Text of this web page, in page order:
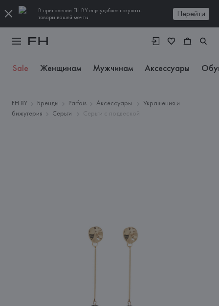
В приложении FH.BY еще удобнее покупать
товары вашей мечты
Перейти
Sale Женщинам Мужчинам Аксессуары
FH.BY Бренды Parfois Аксессуары
Украшения и
бижутерия
Серьги Серьги с подвеской